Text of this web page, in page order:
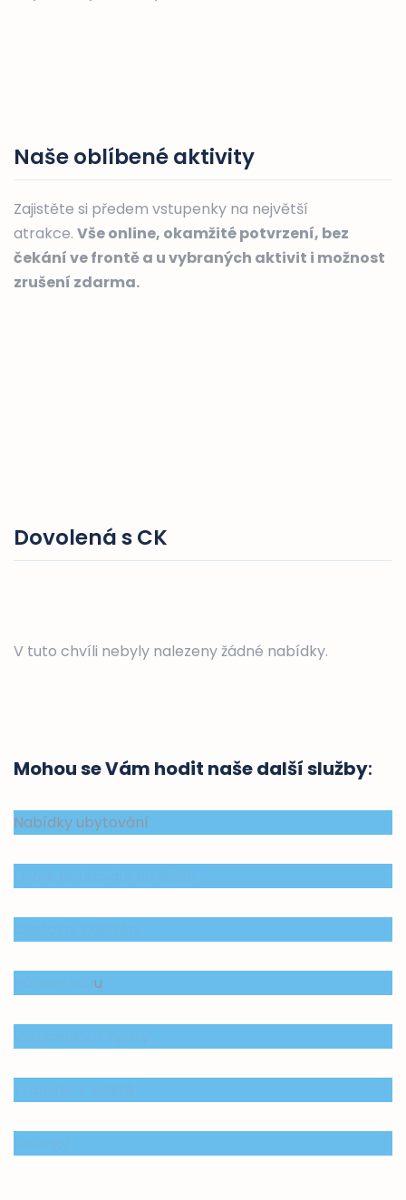
Naše oblíbené aktivity
Zajistěte si předem vstupenky na největší
atrakce. Vše online, okamžité potvrzení, bez
čekání ve frontě a u vybraných aktivit i možnost
zrušení zdarma.
Dovolená s CK
V tuto chvíli nebyly nalezeny žádné nabídky.
Mohou se Vám hodit naše další služby:
Nabídky ubytování
u